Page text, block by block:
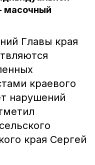
масочный
Главы края
краевого
нарушений
края Сергей